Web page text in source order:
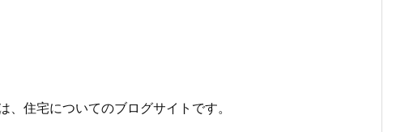
、住宅についてのブログサイトです。